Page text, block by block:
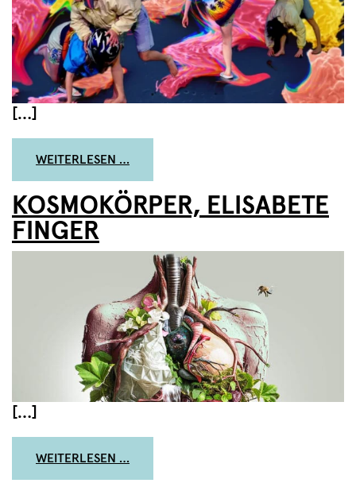
[…]
WEITERLESEN …
KOSMOKÖRPER, ELISABETE
FINGER
[…]
WEITERLESEN …